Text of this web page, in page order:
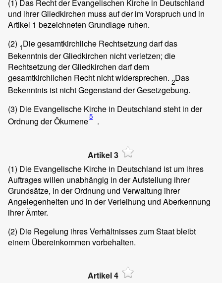
(1) Das Recht der Evangelischen Kirche in Deutschland
und ihrer Gliedkirchen muss auf der im Vorspruch und in
Artikel 1 bezeichneten Grundlage ruhen.
(2) 1Die gesamtkirchliche Rechtsetzung darf das
Bekenntnis der Gliedkirchen nicht verletzen; die
Rechtsetzung der Gliedkirchen darf dem
gesamtkirchlichen Recht nicht widersprechen. 2Das
Bekenntnis ist nicht Gegenstand der Gesetzgebung.
(3) Die Evangelische Kirche in Deutschland steht in der
Ordnung der Ökumene5 .
Artikel 3
(1) Die Evangelische Kirche in Deutschland ist um ihres
Auftrages willen unabhängig in der Aufstellung ihrer
Grundsätze, in der Ordnung und Verwaltung ihrer
Angelegenheiten und in der Verleihung und Aberkennung
ihrer Ämter.
(2) Die Regelung ihres Verhältnisses zum Staat bleibt
einem Übereinkommen vorbehalten.
Artikel 4